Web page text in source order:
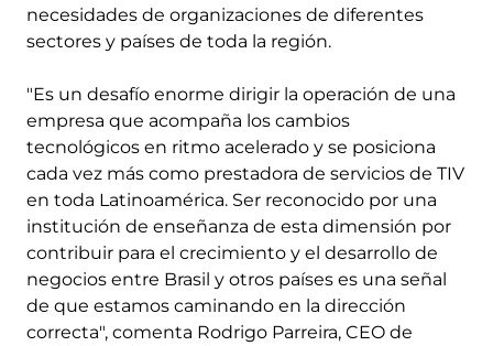
necesidades de organizaciones de diferentes
sectores y países de toda la región.
"Es un desafío enorme dirigir la operación de una
empresa que acompaña los cambios
tecnológicos en ritmo acelerado y se posiciona
cada vez más como prestadora de servicios de TIV
en toda Latinoamérica. Ser reconocido por una
institución de enseñanza de esta dimensión por
contribuir para el crecimiento y el desarrollo de
negocios entre Brasil y otros países es una señal
de que estamos caminando en la dirección
correcta", comenta Rodrigo Parreira, CEO de